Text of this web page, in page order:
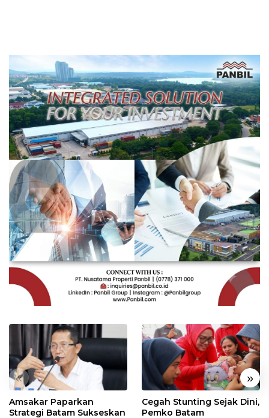
« »
Amsakar Paparkan
Strategi Batam Sukseskan
Cegah Stunting Sejak Dini,
Pemko Batam